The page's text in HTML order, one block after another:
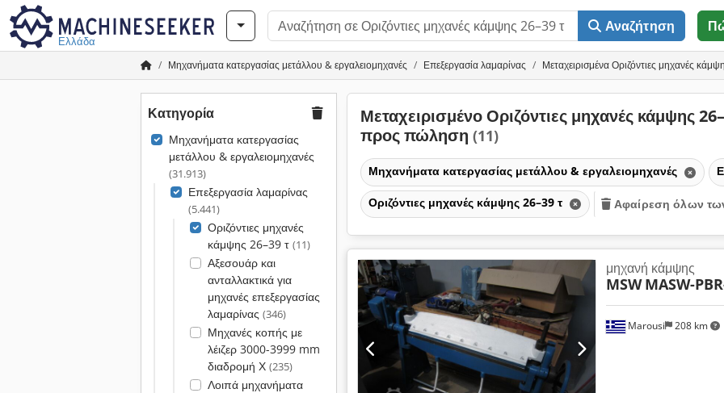
Ελλάδα
Αναζήτηση
Μηχανήματα κατεργασίας μετάλλου & εργαλειομηχανές Επεξεργασία λαμαρίνας Μεταχειρισμένα Οριζόντιες μηχανές
Κατηγορία
Μηχανήματα κατεργασίας
μετάλλου & εργαλειομηχανές
(31.913)
Επεξεργασία λαμαρίνας
(5.441)
Οριζόντιες μηχανές
κάμψης 26–39 τ (11)
Αξεσουάρ και
ανταλλακτικά για
μηχανές επεξεργασίας
λαμαρίνας (346)
Μηχανές κοπής με
λέιζερ 3000-3999 mm
διαδρομή Χ (235)
Λοιπά μηχανήματα
Μεταχειρισμένο Οριζόντιες μηχανές κάμψης
προς πώληση (11)
Μηχανήματα κατεργασίας μετάλλου & εργαλειομηχανές
Οριζόντιες μηχανές κάμψης 26–39 τ Αφαίρεση όλων
Marousi 208 km
μηχανή κάμψης
MSW MASW-